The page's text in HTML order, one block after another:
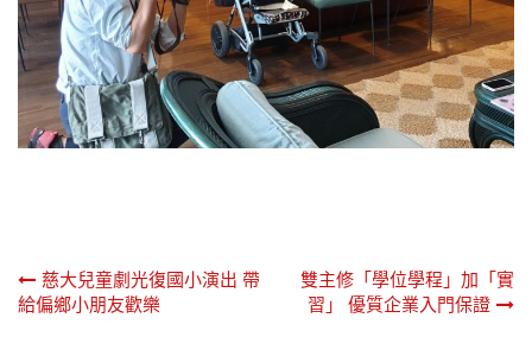
文慈大兒童劇光復國小演出 帶
給偏鄉小朋友歡樂
雙主修「學位學程」加「實
習」 優質企業入門保證